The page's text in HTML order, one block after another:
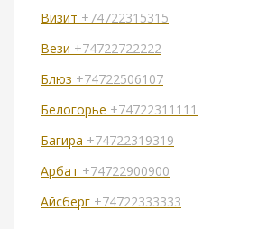
Визит +74722315315
Вези +74722722222
Блюз +74722506107
Белогорье +74722311111
Багира +74722319319
Арбат +74722900900
Айсберг +74722333333